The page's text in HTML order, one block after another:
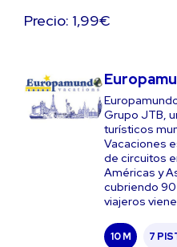
Precio: 1,99€
Grupo JTB,
turísticos
Vacaciones
de circuitos
Américas y
cubriendo
viajeros
10 M 7